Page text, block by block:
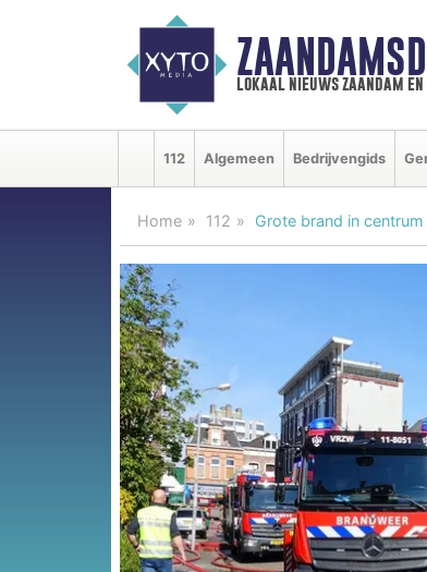
lokaal nieuws zaandam
112 Algemeen Bedrijvengids
Home 112 Grote brand in